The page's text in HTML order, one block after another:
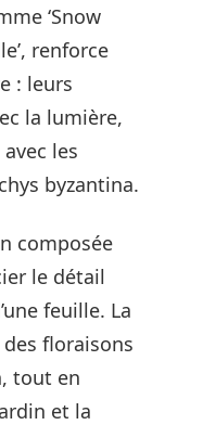
‘Snow
renforce
: leurs
la lumière,
les
byzantina.
composée
le détail
feuille. La
floraisons
tout en
et la